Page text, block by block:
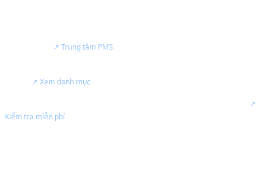
↗ Trung tâm PMS
↗ Xem danh mục
↗
Kiểm tra miễn phí